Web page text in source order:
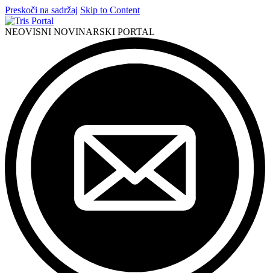
Preskoči na sadržaj Skip to Content
NEOVISNI NOVINARSKI PORTAL